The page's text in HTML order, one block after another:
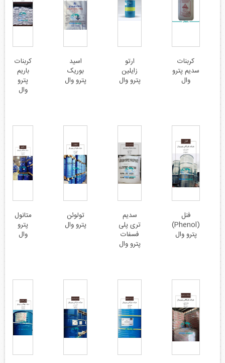
کربنات
سدیم پترو
وال
ارتو
زایلین
پترو وال
اسید
بوریک
پترو وال
کربنات
باریم
پترو
وال
فنل
(Phenol)
پترو وال
سدیم
تری پلی
فسفات
پترو وال
تولوئن
پترو وال
متانول
پترو
وال